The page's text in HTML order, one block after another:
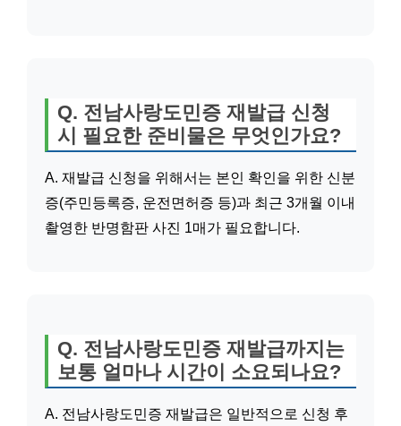
Q. 전남사랑도민증 재발급 신청
시 필요한 준비물은 무엇인가요?
A. 재발급 신청을 위해서는 본인 확인을 위한 신분
증(주민등록증, 운전면허증 등)과 최근 3개월 이내
촬영한 반명함판 사진 1매가 필요합니다.
Q. 전남사랑도민증 재발급까지는
보통 얼마나 시간이 소요되나요?
A. 전남사랑도민증 재발급은 일반적으로 신청 후